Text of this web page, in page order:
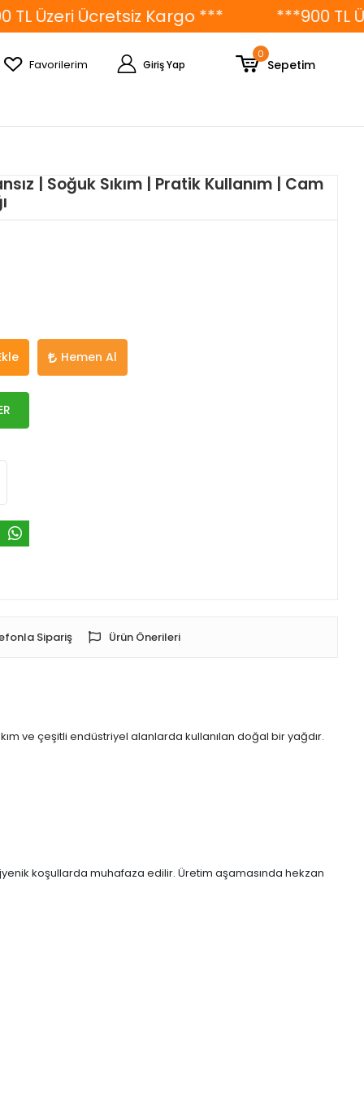
Ücretsiz Kargo *** ***900 TL
Favorilerim Giriş Yap
0
Sepetim
| Soğuk Sıkım | Pratik Kullanım | Cam
Hemen Al
Sipariş Ürün Önerileri
ve çeşitli endüstriyel alanlarda kullanılan doğal bir yağdır.
koşullarda muhafaza edilir. Üretim aşamasında hekzan